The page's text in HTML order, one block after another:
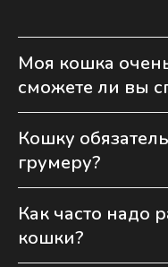
Моя кошка
сможете ли вы
Кошку
грумеру?
Как часто надо
кошки?